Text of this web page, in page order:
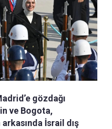
gözdağı
ve Bogota,
İsrail dış